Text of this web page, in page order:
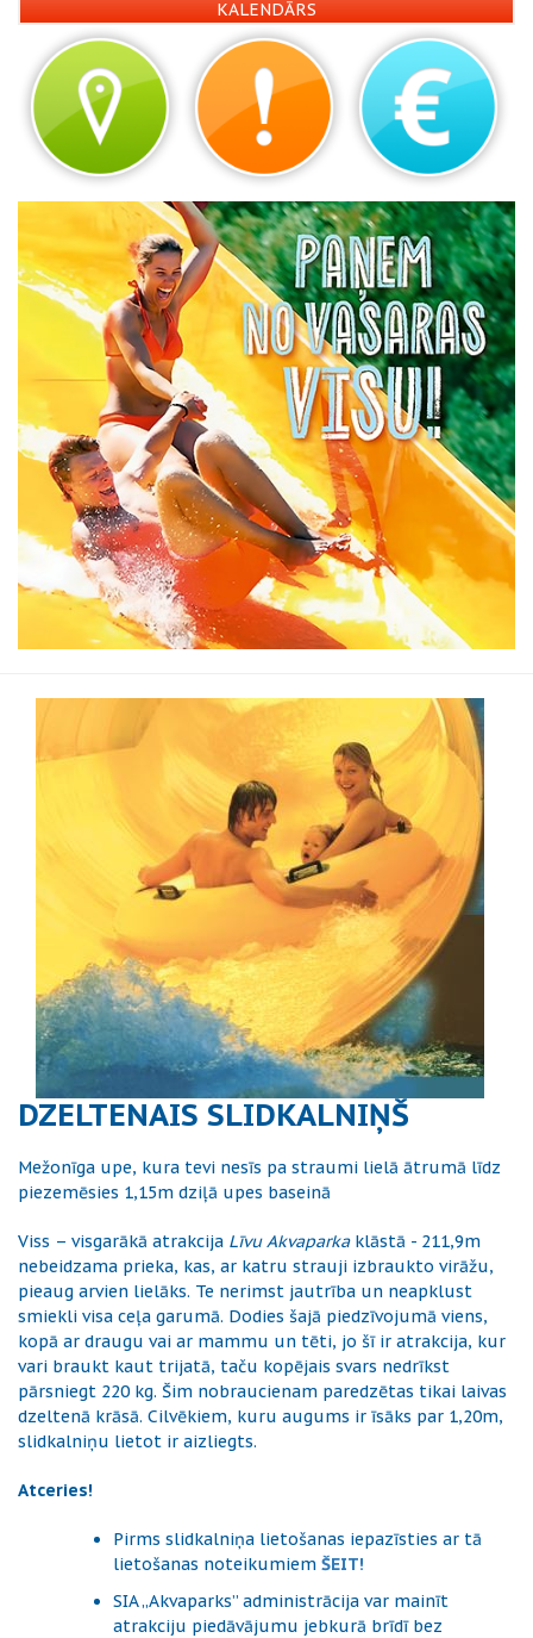
KALENDĀRS
DZELTENAIS SLIDKALNIŅŠ
Mežonīga upe, kura tevi nesīs pa straumi lielā ātrumā līdz
piezemēsies 1,15m dziļā upes baseinā
Viss – visgarākā atrakcija Līvu Akvaparkaklāstā - 211,9m
nebeidzama prieka, kas, ar katru strauji izbraukto virāžu,
pieaug arvien lielāks. Te nerimst jautrība un neapklust
smiekli visa ceļa garumā. Dodies šajā piedzīvojumā viens,
kopā ar draugu vai ar mammu un tēti, jo šī ir atrakcija, kur
vari braukt kaut trijatā, taču kopējais svars nedrīkst
pārsniegt 220 kg. Šim nobraucienam paredzētas tikai laivas
dzeltenā krāsā. Cilvēkiem, kuru augums ir īsāks par 1,20m,
slidkalniņu lietot ir aizliegts.
Atceries!
Pirms slidkalniņa lietošanas iepazīsties ar tā
lietošanas noteikumiem ŠEIT!
SIA „Akvaparks” administrācija var mainīt
atrakciju piedāvājumu jebkurā brīdī bez